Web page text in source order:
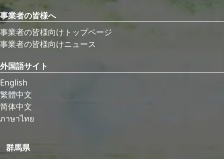
事業者の皆様へ
事業者の皆様向けトップページ
事業者の皆様向けニュース
外国語サイト
English
繁體中文
简体中文
ภาษาไทย
群馬県